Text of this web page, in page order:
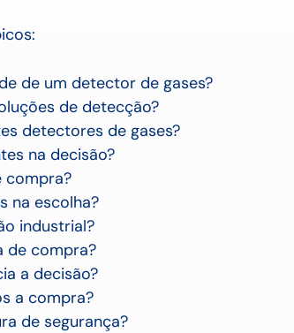
de um detector de gases?
de detecção?
detectores de gases?
na decisão?
compra?
na escolha?
industrial?
de compra?
a decisão?
a compra?
de segurança?